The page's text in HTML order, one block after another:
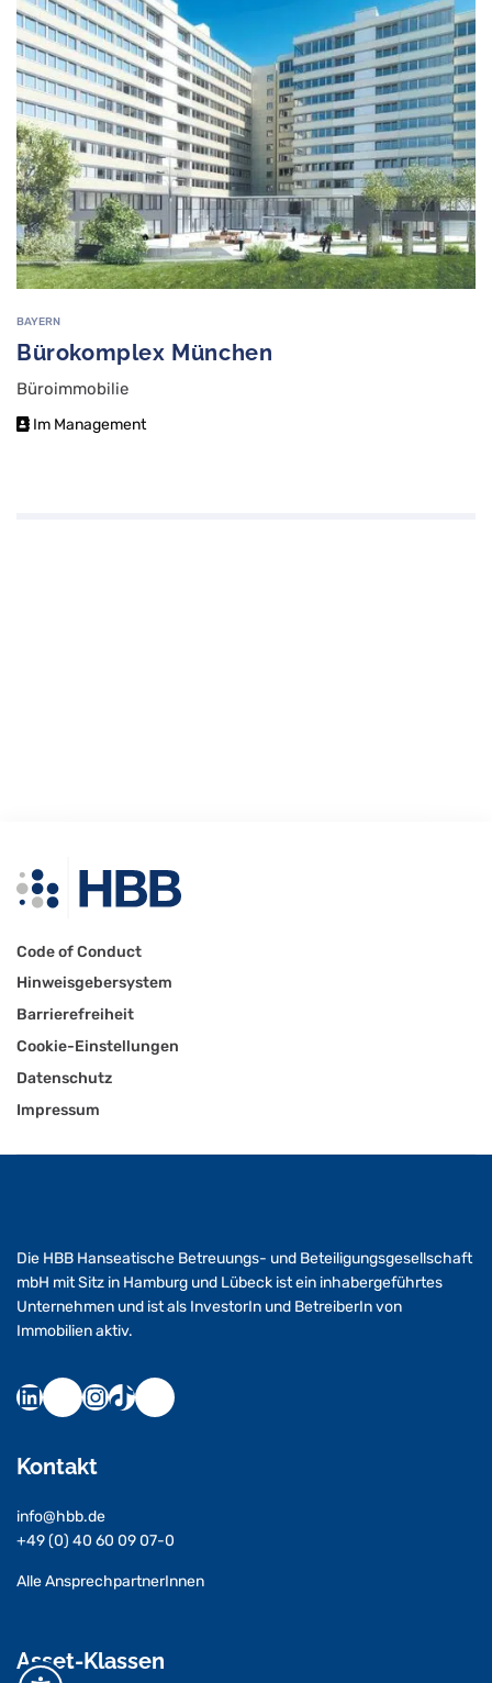
BAYERN
Bürokomplex München
Büroimmobilie
Im Management
Code of Conduct
Hinweisgebersystem
Barrierefreiheit
Cookie-Einstellungen
Datenschutz
Impressum
Die HBB Hanseatische Betreuungs- und Beteiligungsgesellschaft
mbH mit Sitz in Hamburg und Lübeck ist ein inhabergeführtes
Unternehmen und ist als InvestorIn und BetreiberIn von
Immobilien aktiv.
Kontakt
info@hbb.de
+49 (0) 40 60 09 07-0
Alle AnsprechpartnerInnen
Asset-Klassen